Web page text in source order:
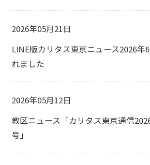
2026年05月21日
LINE版カリタス東京ニュース2026年
れました
2026年05月12日
教区ニュース「カリタス東京通信
号」